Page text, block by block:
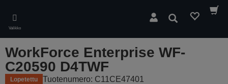
main
content
Valikko
Hae
WorkForce Enterprise WF-
C20590 D4TWF
Lopetettu Tuotenumero: C11CE47401